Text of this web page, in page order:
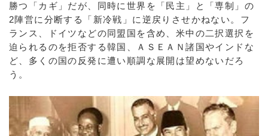
勝つ「カギ」だが、同時に世界を「民主」と「専制」の
2陣営に分断する「新冷戦」に逆戻りさせかねない。フ
ランス、ドイツなどの同盟国を含め、米中の二択選択を
迫られるのを拒否する韓国、ＡＳＥＡＮ諸国やインドな
ど、多くの国の反発に遭い順調な展開は望めないだろ
う。